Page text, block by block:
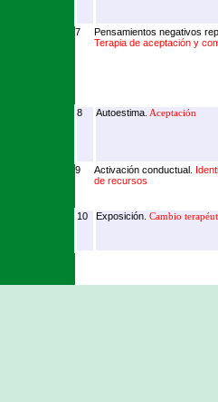
7
Pensamientos negativos
Terapia de aceptación y
8 Autoestima. Aceptación
9 Activación conductual.
de recursos
10 Exposición. Cambio